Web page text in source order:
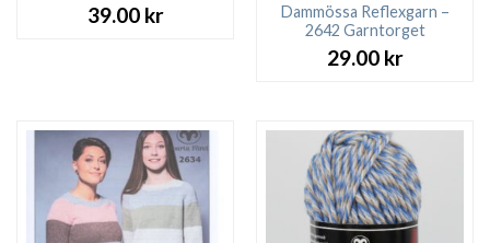
39.00 kr
Dammössa Reflexgarn –
2642 Garntorget
29.00 kr